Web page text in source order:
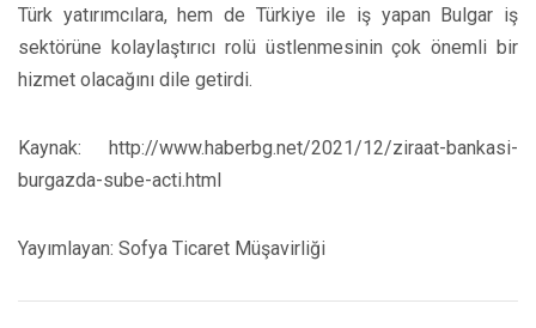
Türk yatırımcılara, hem de Türkiye ile iş yapan Bulgar iş
sektörüne kolaylaştırıcı rolü üstlenmesinin çok önemli bir
hizmet olacağını dile getirdi.
Kaynak: http://www.haberbg.net/2021/12/ziraat-bankasi-
burgazda-sube-acti.html
Yayımlayan: Sofya Ticaret Müşavirliği